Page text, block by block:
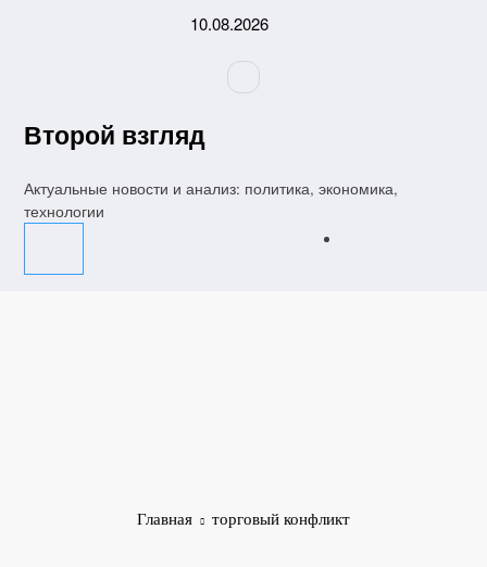
10.08.2026
Второй взгляд
Актуальные новости и анализ: политика, экономика,
технологии
Главная торговый конфликт